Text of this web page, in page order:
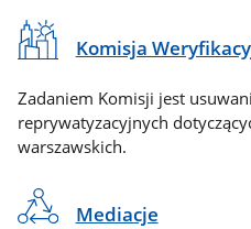
Komisja
Zadaniem Komisji jest
reprywatyzacyjnych
warszawskich.
Mediacje